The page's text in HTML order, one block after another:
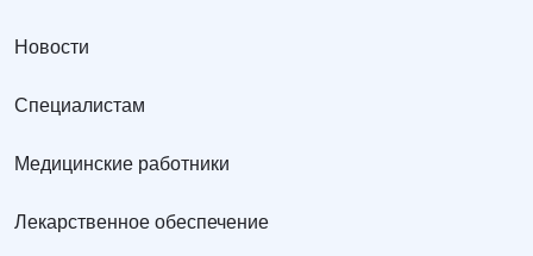
Новости
Специалистам
Медицинские работники
Лекарственное обеспечение